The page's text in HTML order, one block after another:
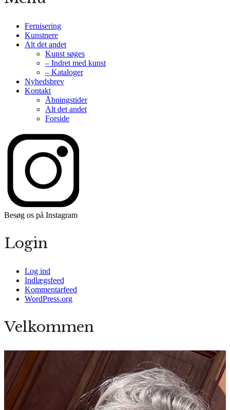
Fernisering
Kunstnere
Alt det andet
Kunst søges
– Indret med kunst
– Kataloger
Nyhedsbrev
Kontakt
Åbningstider
Alt det andet
Forside
Besøg os på Instagram
Login
Log ind
Indlægsfeed
Kommentarfeed
WordPress.org
Velkommen